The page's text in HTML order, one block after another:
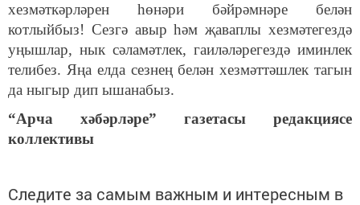
хезмәткәрләрен һөнәри бәйрәмнәре белән
котлыйбыз! Сезгә авыр һәм җаваплы хезмәтегездә
уңышлар, нык сәламәтлек, гаиләләрегездә иминлек
телибез. Яңа елда сезнең белән хезмәттәшлек тагын
да ныгыр дип ышанабыз.
“Арча хәбәрләре” газетасы редакциясе
коллективы
Следите за самым важным и интересным в